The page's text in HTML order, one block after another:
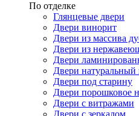
По отделке
Глянцевые двери
Двери винорит
Двери из массива
Двери из
Двери
Двери
Двери под старину
Двери
Двери с витражами
Двери с зеркалом